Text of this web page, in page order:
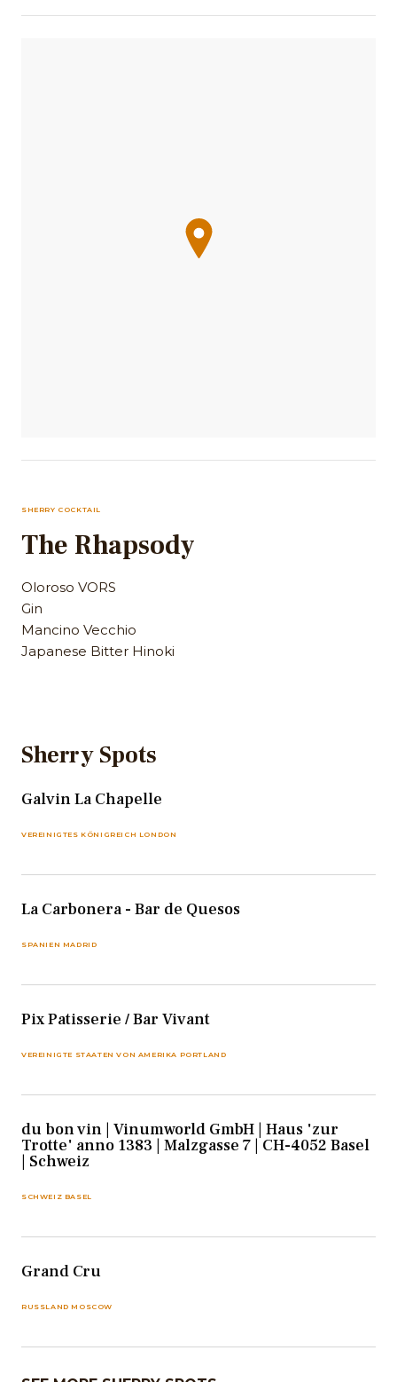
SHERRY COCKTAIL
The Rhapsody
Oloroso VORS
Gin
Mancino Vecchio
Japanese Bitter Hinoki
Sherry Spots
Galvin La Chapelle
VEREINIGTES KÖNIGREICH LONDON
La Carbonera - Bar de Quesos
SPANIEN MADRID
Pix Patisserie / Bar Vivant
VEREINIGTE STAATEN VON AMERIKA PORTLAND
du bon vin | Vinumworld GmbH | Haus 'zur
Trotte' anno 1383 | Malzgasse 7 | CH-4052 Basel
| Schweiz
SCHWEIZ BASEL
Grand Cru
RUSSLAND MOSCOW